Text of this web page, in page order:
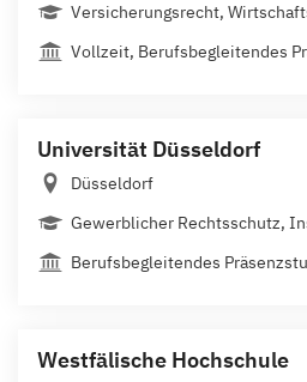
Versicherungsrecht,
Vollzeit, Berufsbegleitendes
Universität Düsseldorf
Düsseldorf
Gewerblicher Rechtsschutz,
Berufsbegleitendes
Westfälische Hochschule